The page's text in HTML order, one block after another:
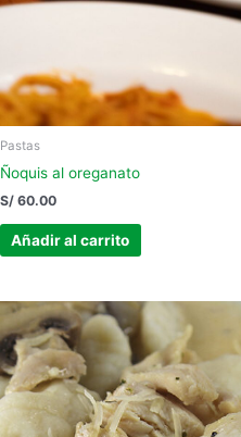
Pastas
Ñoquis al oreganato
S/ 60.00
Añadir al carrito